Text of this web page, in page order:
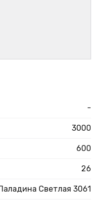
-
3000
600
26
Светлая 3061